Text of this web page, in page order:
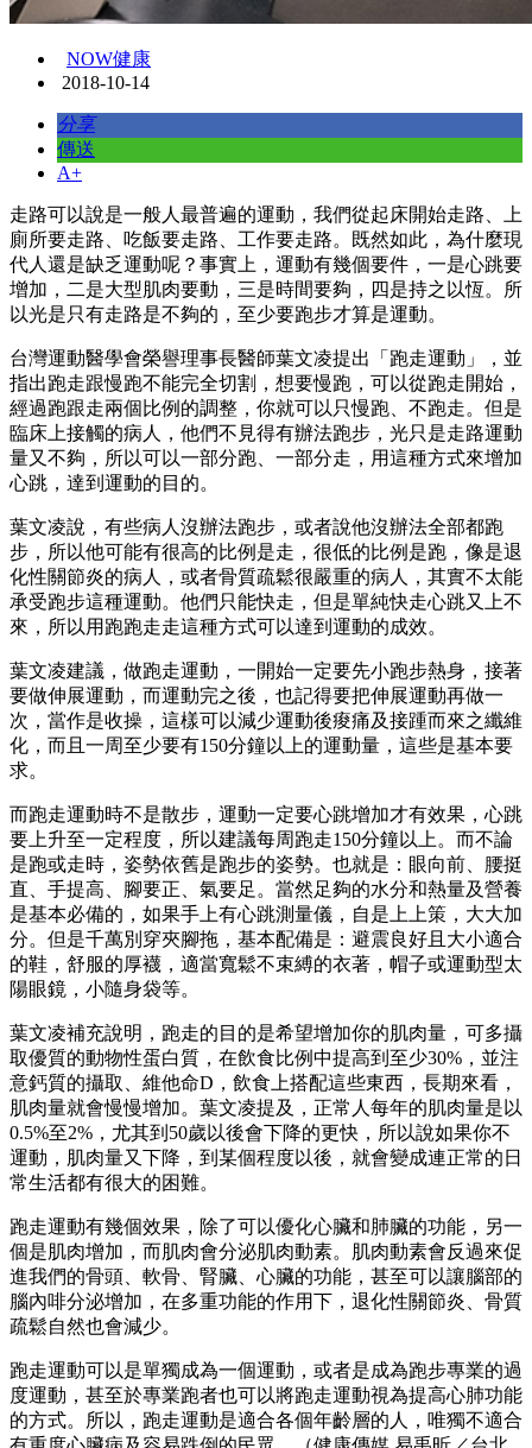
NOW健康
2018-10-14
分享
傳送
A+
走路可以說是一般人最普遍的運動，我們從起床開始走路、上
廁所要走路、吃飯要走路、工作要走路。既然如此，為什麼現
代人還是缺乏運動呢？事實上，運動有幾個要件，一是心跳要
增加，二是大型肌肉要動，三是時間要夠，四是持之以恆。所
以光是只有走路是不夠的，至少要跑步才算是運動。
台灣運動醫學會榮譽理事長醫師葉文凌提出「跑走運動」，並
指出跑走跟慢跑不能完全切割，想要慢跑，可以從跑走開始，
經過跑跟走兩個比例的調整，你就可以只慢跑、不跑走。但是
臨床上接觸的病人，他們不見得有辦法跑步，光只是走路運動
量又不夠，所以可以一部分跑、一部分走，用這種方式來增加
心跳，達到運動的目的。
葉文凌說，有些病人沒辦法跑步，或者說他沒辦法全部都跑
步，所以他可能有很高的比例是走，很低的比例是跑，像是退
化性關節炎的病人，或者骨質疏鬆很嚴重的病人，其實不太能
承受跑步這種運動。他們只能快走，但是單純快走心跳又上不
來，所以用跑跑走走這種方式可以達到運動的成效。
葉文凌建議，做跑走運動，一開始一定要先小跑步熱身，接著
要做伸展運動，而運動完之後，也記得要把伸展運動再做一
次，當作是收操，這樣可以減少運動後痠痛及接踵而來之纖維
化，而且一周至少要有150分鐘以上的運動量，這些是基本要
求。
而跑走運動時不是散步，運動一定要心跳增加才有效果，心跳
要上升至一定程度，所以建議每周跑走150分鐘以上。而不論
是跑或走時，姿勢依舊是跑步的姿勢。也就是：眼向前、腰挺
直、手提高、腳要正、氣要足。當然足夠的水分和熱量及營養
是基本必備的，如果手上有心跳測量儀，自是上上策，大大加
分。但是千萬別穿夾腳拖，基本配備是：避震良好且大小適合
的鞋，舒服的厚襪，適當寬鬆不束縛的衣著，帽子或運動型太
陽眼鏡，小隨身袋等。
葉文凌補充說明，跑走的目的是希望增加你的肌肉量，可多攝
取優質的動物性蛋白質，在飲食比例中提高到至少30%，並注
意鈣質的攝取、維他命D，飲食上搭配這些東西，長期來看，
肌肉量就會慢慢增加。葉文凌提及，正常人每年的肌肉量是以
0.5%至2%，尤其到50歲以後會下降的更快，所以說如果你不
運動，肌肉量又下降，到某個程度以後，就會變成連正常的日
常生活都有很大的困難。
跑走運動有幾個效果，除了可以優化心臟和肺臟的功能，另一
個是肌肉增加，而肌肉會分泌肌肉動素。肌肉動素會反過來促
進我們的骨頭、軟骨、腎臟、心臟的功能，甚至可以讓腦部的
腦內啡分泌增加，在多重功能的作用下，退化性關節炎、骨質
疏鬆自然也會減少。
跑走運動可以是單獨成為一個運動，或者是成為跑步專業的過
度運動，甚至於專業跑者也可以將跑走運動視為提高心肺功能
的方式。所以，跑走運動是適合各個年齡層的人，唯獨不適合